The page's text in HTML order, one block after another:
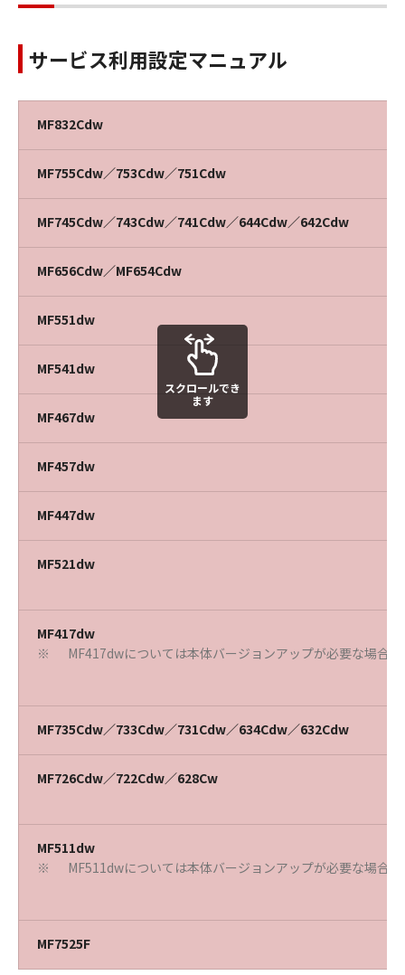
サービス利用設定マニュアル
MF832Cdw
MF755Cdw／753Cdw／751Cdw
MF745Cdw／743Cdw／741Cdw／644Cdw／642Cdw
MF656Cdw／MF654Cdw
MF551dw
MF541dw
MF467dw
MF457dw
MF447dw
MF521dw
MF417dw
※ MF417dwについては本体バージョンアップが必要な場合
MF735Cdw／733Cdw／731Cdw／634Cdw／632Cdw
MF726Cdw／722Cdw／628Cw
MF511dw
※ MF511dwについては本体バージョンアップが必要な場合
MF7525F
スクロールでき
ます